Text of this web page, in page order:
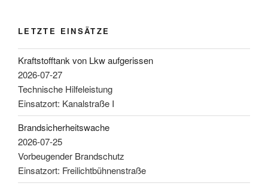
LETZTE EINSÄTZE
Kraftstofftank von Lkw aufgerissen
2026-07-27
Technische Hilfeleistung
Einsatzort: Kanalstraße I
Brandsicherheitswache
2026-07-25
Vorbeugender Brandschutz
Einsatzort: Freilichtbühnenstraße